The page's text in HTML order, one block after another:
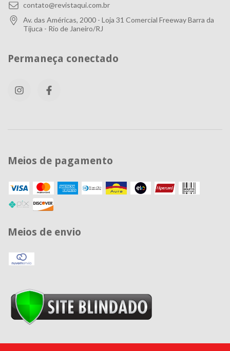
contato@revistaqui.com.br
Av. das Américas, 2000 - Loja 31 Comercial Freeway Barra da
Tijuca - Rio de Janeiro/RJ
Permaneça conectado
Meios de pagamento
Meios de envio